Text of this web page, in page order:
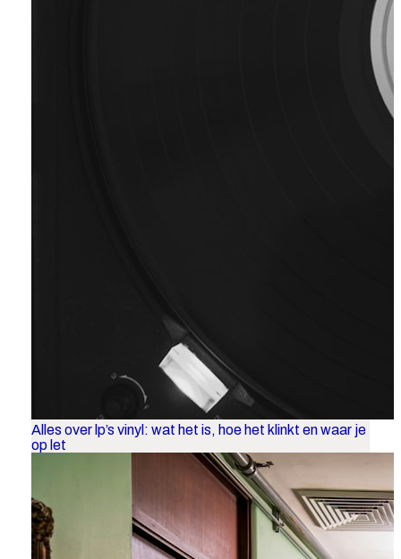
Alles over lp’s vinyl: wat het is, hoe het klinkt en waar je
op let